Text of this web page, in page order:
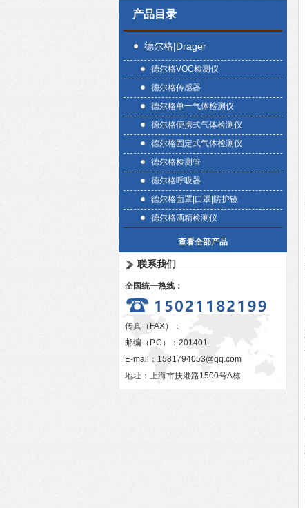
产品目录
德尔格|Drager
德尔格VOC检测仪
德尔格传感器
德尔格单一气体检测仪
德尔格便携式气体检测仪
德尔格固定式气体检测仪
德尔格检测管
德尔格呼吸器
德尔格面罩|口罩|防护镜
德尔格酒精检测仪
查看全部产品
联系我们
全国统一热线：
传真（FAX）：
邮编（P.C）：201401
E-mail： 1581794053@qq.com
地址：上海市扶港路1500号A栋